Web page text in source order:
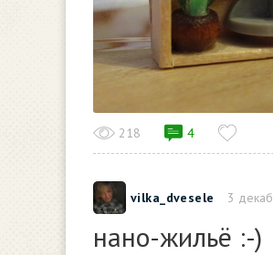
218 4
vilka_dvesele 3
нано-жильё :-)